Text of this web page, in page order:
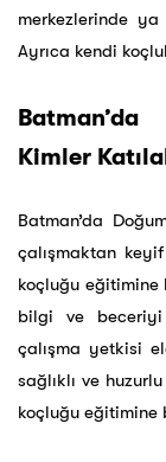
merkezlerinde
Ayrıca kendi
Kimler
Batman’da
çalışmaktan
koçluğu eğitimine
bilgi ve beceriyi
çalışma yetkisi
sağlıklı ve
koçluğu eğitimine